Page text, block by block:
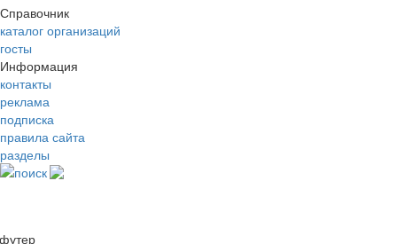
Справочник
каталог организаций
госты
Информация
контакты
реклама
подписка
правила сайта
разделы
поиск
футер